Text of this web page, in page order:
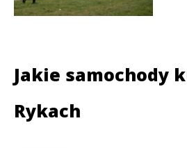
Jakie samochody
Rykach